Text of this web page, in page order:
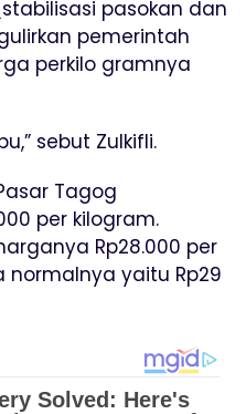
pasokan dan
pemerintah
perkilo gramnya
sebut Zulkifli.
Tagog
per kilogram.
Rp28.000 per
normalnya yaitu Rp29